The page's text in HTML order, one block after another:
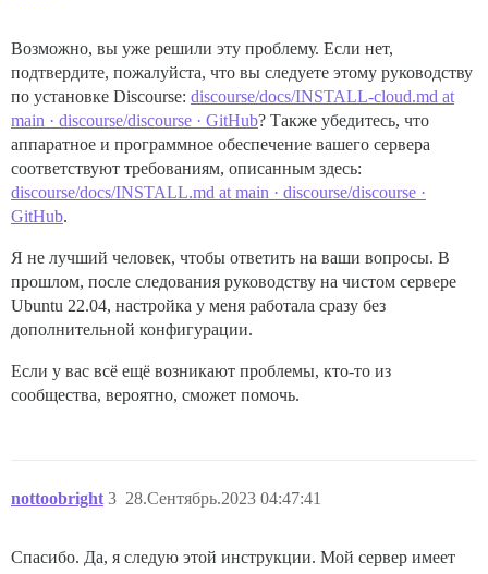
Возможно, вы уже решили эту проблему. Если нет,
подтвердите, пожалуйста, что вы следуете этому руководству
по установке Discourse: discourse/docs/INSTALL-cloud.md at
main · discourse/discourse · GitHub? Также убедитесь, что
аппаратное и программное обеспечение вашего сервера
соответствуют требованиям, описанным здесь:
discourse/docs/INSTALL.md at main · discourse/discourse ·
GitHub.
Я не лучший человек, чтобы ответить на ваши вопросы. В
прошлом, после следования руководству на чистом сервере
Ubuntu 22.04, настройка у меня работала сразу без
дополнительной конфигурации.
Если у вас всё ещё возникают проблемы, кто-то из
сообщества, вероятно, сможет помочь.
nottoobright 28.Сентябрь.2023 04:47:41
3
Спасибо. Да, я следую этой инструкции. Мой сервер имеет